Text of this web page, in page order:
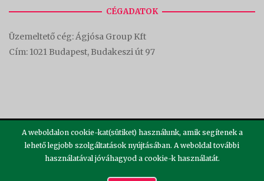
CÉGADATOK
Üzemeltető cég: Ágjósa Group Kft
Cím: 1021 Budapest, Budakeszi út 97
Theme bySiteOrigin
A weboldalon cookie-kat(sütiket) használunk, amik segítenek a
lehető legjobb szolgáltatások nyújtásában. A weboldal további
használatával jóváhagyod a cookie-k használatát.